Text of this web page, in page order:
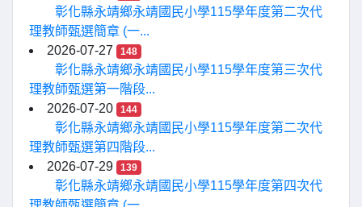
彰化縣永靖鄉永靖國民小學115學年度第二次代
理教師甄選簡章 (一...
2026-07-27
148
彰化縣永靖鄉永靖國民小學115學年度第三次代
理教師甄選第一階段...
2026-07-20
144
彰化縣永靖鄉永靖國民小學115學年度第二次代
理教師甄選第四階段...
2026-07-29
139
彰化縣永靖鄉永靖國民小學115學年度第四次代